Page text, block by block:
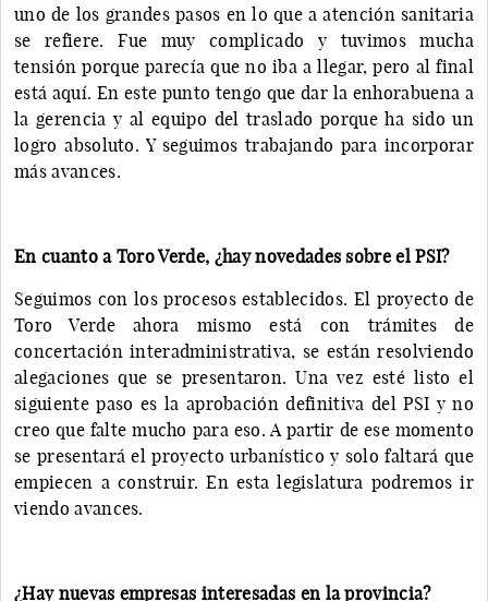
uno de los grandes pasos en lo que a atención sanitaria
se refiere. Fue muy complicado y tuvimos mucha
tensión porque parecía que no iba a llegar, pero al final
está aquí. En este punto tengo que dar la enhorabuena a
la gerencia y al equipo del traslado porque ha sido un
logro absoluto. Y seguimos trabajando para incorporar
más avances.
En cuanto a Toro Verde, ¿hay novedades sobre el PSI?
Seguimos con los procesos establecidos. El proyecto de
Toro Verde ahora mismo está con trámites de
concertación interadministrativa, se están resolviendo
alegaciones que se presentaron. Una vez esté listo el
siguiente paso es la aprobación definitiva del PSI y no
creo que falte mucho para eso. A partir de ese momento
se presentará el proyecto urbanístico y solo faltará que
empiecen a construir. En esta legislatura podremos ir
viendo avances.
¿Hay nuevas empresas interesadas en la provincia?